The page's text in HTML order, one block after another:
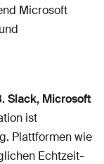
Microsoft
Slack, Microsoft
ist
Plattformen wie
Echtzeit-